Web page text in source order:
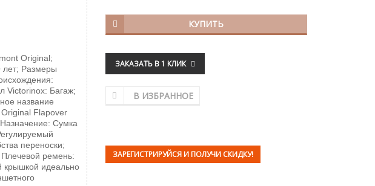
Original;
лет; Размеры
Victorinox: Багаж;
название
Flapover
Сумка
переноски;
ремень:
крышкой идеально
КУПИТЬ
ЗАКАЗАТЬ В 1 КЛИК
В ИЗБРАННОЕ
ЗАРЕГИСТРИРУЙСЯ И ПОЛУЧИ СКИДКУ!